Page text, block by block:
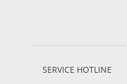
SERVICE HOTLINE